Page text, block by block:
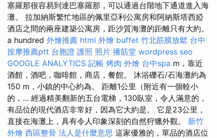
塞羅那很容易到達巴塞羅那，可以通過台階地下通道進入海
灘。 拉加納斯繁忙地區的佩里亞利公寓房和阿納斯塔西婭
酒店之間的兩座建築公寓房，距沙質海灘的距離只有大約。
a hundred 外燴推薦 html 外燴 buffet 竹北筋膜放鬆 台中
按摩推薦ptt 台胞證 護照 照片 播筋堂 wordpress seo
GOOGLE ANALYTICS 記帳 烤肉 外燴 台中spa m，靠近
酒館，酒吧，咖啡館，商店，餐館。 沐浴礫石/石海灘約為
150 m，小鎮的中心約為。 距離1公里（附近有一個較小
的，... 經過精美翻新的五台電梯，130臥室，令人滿意的，
有品位的現代酒店非常好，因為它大約是。 它是23公里，
直接在海灘上，具有令人印象深刻的自然狩獵外觀。 新竹
外燴 西區整骨 法人是什麼意思 這家優雅的，單品的酒店位